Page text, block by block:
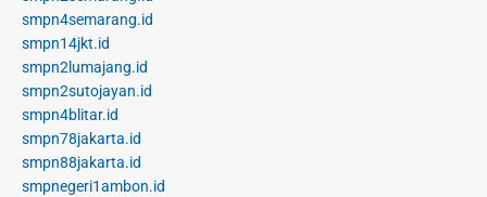
smpn4semarang.id
smpn14jkt.id
smpn2lumajang.id
smpn2sutojayan.id
smpn4blitar.id
smpn78jakarta.id
smpn88jakarta.id
smpnegeri1ambon.id